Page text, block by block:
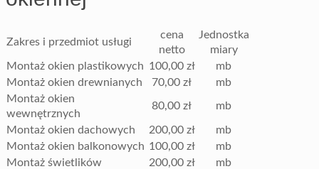
Zakres i przedmiot usługi
cena
netto
Jednostka
miary
Montaż okien plastikowych 100,00 zł
mb
Montaż okien drewnianych
70,00 zł
mb
Montaż okien
wewnętrznych
80,00 zł mb
Montaż okien dachowych 200,00 zł
mb
Montaż okien balkonowych 100,00 zł
mb
Montaż świetlików
200,00 zł
mb